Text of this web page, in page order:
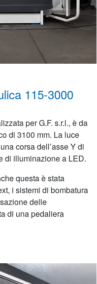
115-3000
per G.F. s.r.l., è da
di 3100 mm. La luce
corsa dell’asse Y di
di illuminazione a LED.
questa è stata
i sistemi di bombatura
delle
di una pedaliera